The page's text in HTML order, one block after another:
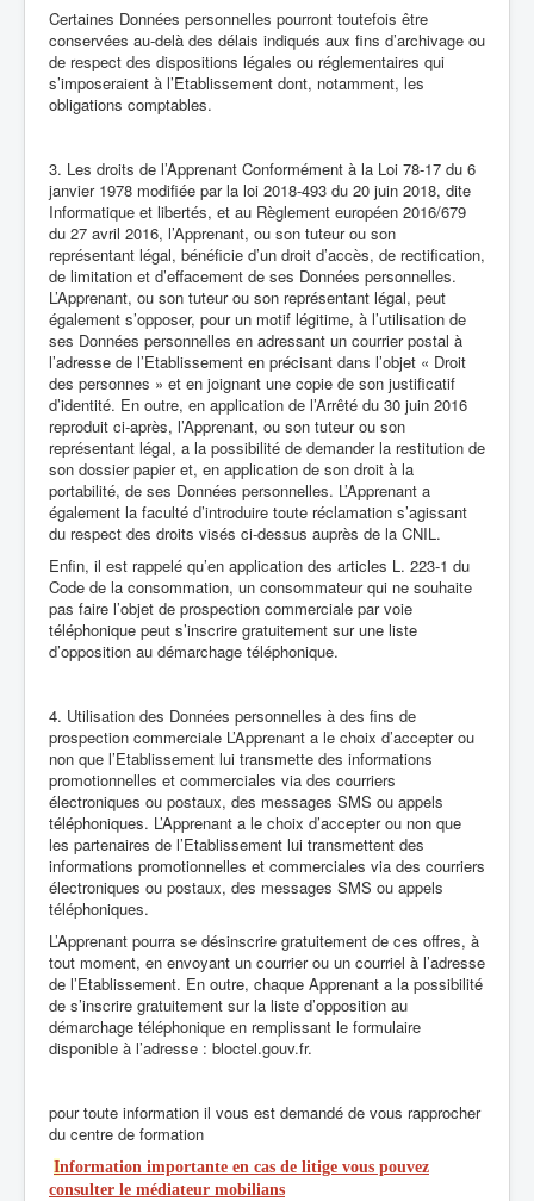
Certaines Données personnelles pourront toutefois être
conservées au-delà des délais indiqués aux fins d’archivage ou
de respect des dispositions légales ou réglementaires qui
s’imposeraient à l’Etablissement dont, notamment, les
obligations comptables.
3. Les droits de l’Apprenant Conformément à la Loi 78-17 du 6
janvier 1978 modifiée par la loi 2018-493 du 20 juin 2018, dite
Informatique et libertés, et au Règlement européen 2016/679
du 27 avril 2016, l’Apprenant, ou son tuteur ou son
représentant légal, bénéficie d’un droit d’accès, de rectification,
de limitation et d’effacement de ses Données personnelles.
L’Apprenant, ou son tuteur ou son représentant légal, peut
également s’opposer, pour un motif légitime, à l’utilisation de
ses Données personnelles en adressant un courrier postal à
l’adresse de l’Etablissement en précisant dans l’objet « Droit
des personnes » et en joignant une copie de son justificatif
d’identité. En outre, en application de l’Arrêté du 30 juin 2016
reproduit ci-après, l’Apprenant, ou son tuteur ou son
représentant légal, a la possibilité de demander la restitution de
son dossier papier et, en application de son droit à la
portabilité, de ses Données personnelles. L’Apprenant a
également la faculté d’introduire toute réclamation s’agissant
du respect des droits visés ci-dessus auprès de la CNIL.
Enfin, il est rappelé qu’en application des articles L. 223-1 du
Code de la consommation, un consommateur qui ne souhaite
pas faire l’objet de prospection commerciale par voie
téléphonique peut s’inscrire gratuitement sur une liste
d’opposition au démarchage téléphonique.
4. Utilisation des Données personnelles à des fins de
prospection commerciale L’Apprenant a le choix d’accepter ou
non que l’Etablissement lui transmette des informations
promotionnelles et commerciales via des courriers
électroniques ou postaux, des messages SMS ou appels
téléphoniques. L’Apprenant a le choix d’accepter ou non que
les partenaires de l’Etablissement lui transmettent des
informations promotionnelles et commerciales via des courriers
électroniques ou postaux, des messages SMS ou appels
téléphoniques.
L’Apprenant pourra se désinscrire gratuitement de ces offres, à
tout moment, en envoyant un courrier ou un courriel à l’adresse
de l’Etablissement. En outre, chaque Apprenant a la possibilité
de s’inscrire gratuitement sur la liste d’opposition au
démarchage téléphonique en remplissant le formulaire
disponible à l’adresse : bloctel.gouv.fr.
pour toute information il vous est demandé de vous rapprocher
du centre de formation
Information importante en cas de litige vous pouvez
consulter le médiateur mobilians